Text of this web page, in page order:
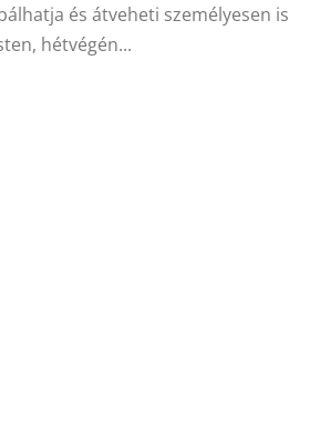
és átveheti személyesen is
hétvégén...